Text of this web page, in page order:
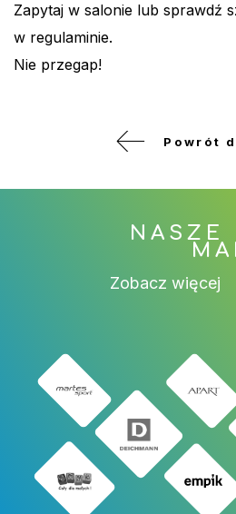
Zapytaj w salonie lub sprawdź
w regulaminie.
Nie przegap!
Powrót
NASZE
Zobacz więcej